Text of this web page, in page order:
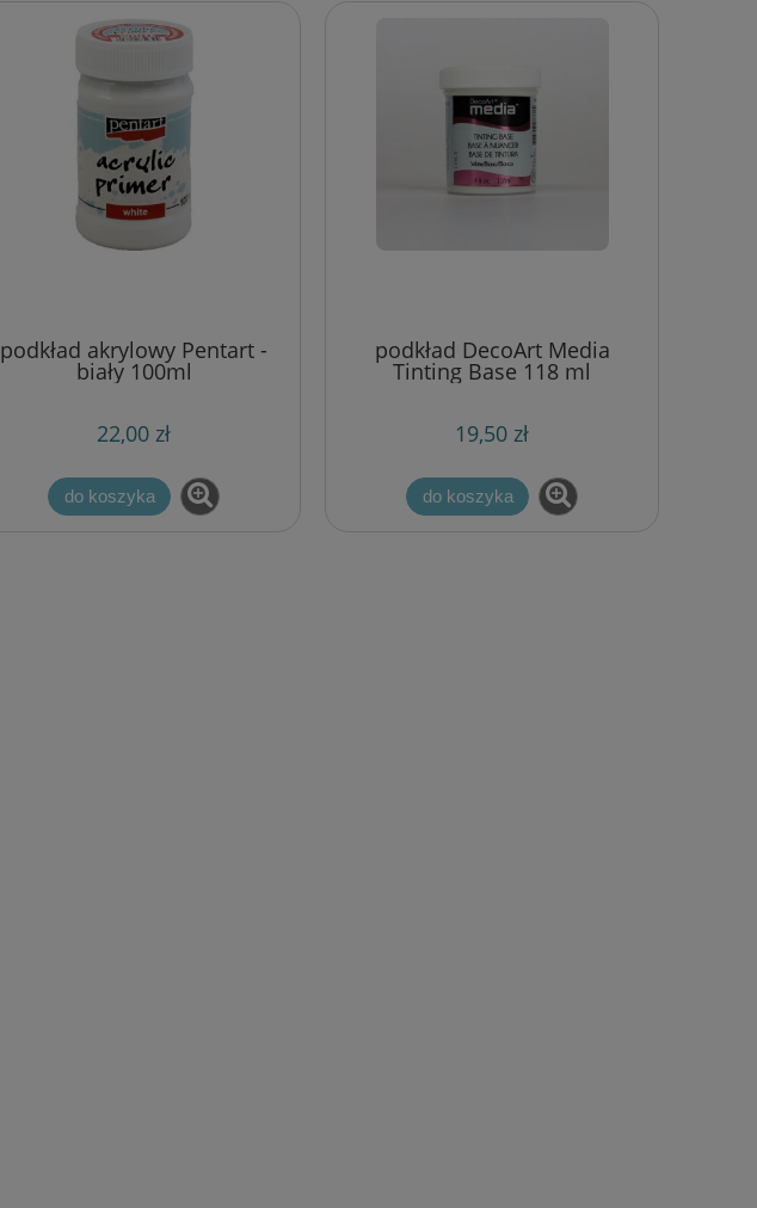
podkład akrylowy Pentart -
biały 100ml
22,00 zł
do koszyka
podkład DecoArt Media
Tinting Base 118 ml
19,50 zł
do koszyka